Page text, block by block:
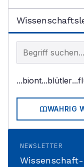
Begriff im
...biont...blütler
WAHRIG
NEWSLETTER